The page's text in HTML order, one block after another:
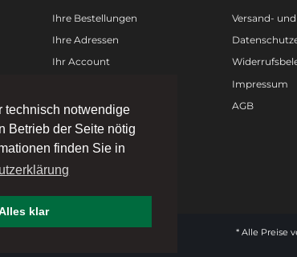
technisch notwendige
Betrieb der Seite nötig
finden Sie in
klar
Ihre Bestellungen
Ihre Adressen
Ihr Account
Sitemap
Versand-
Impressum
AGB
* Alle Preise